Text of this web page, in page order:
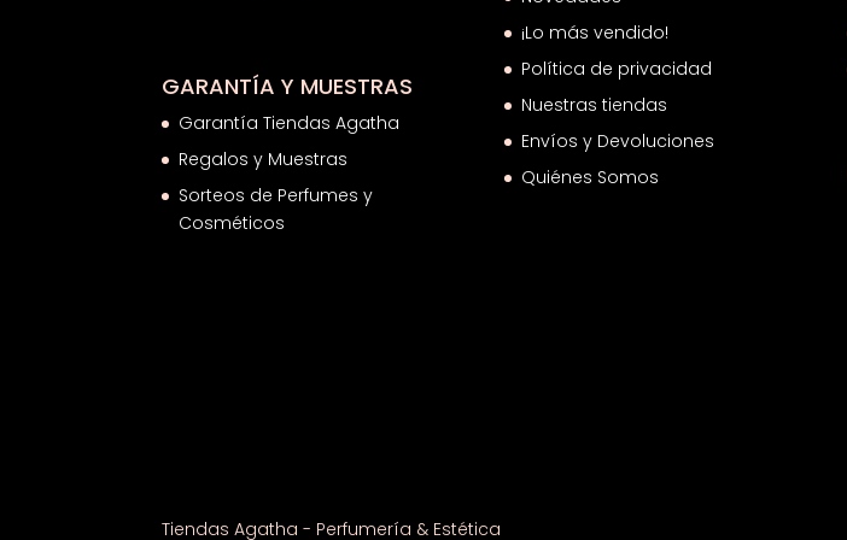
GARANTÍA Y MUESTRAS
Garantía Tiendas Agatha
Regalos y Muestras
Sorteos de Perfumes y
Cosméticos
¡Lo más vendido!
Política de privacidad
Nuestras tiendas
Envíos y Devoluciones
Quiénes Somos
Tiendas Agatha - Perfumería & Estética